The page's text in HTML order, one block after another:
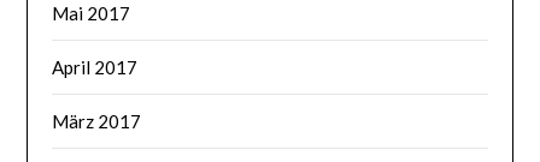
Mai 2017
April 2017
März 2017